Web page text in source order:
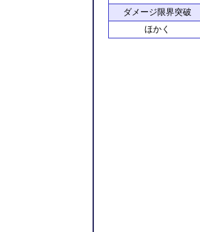
ダメージ限界突破
ほかく